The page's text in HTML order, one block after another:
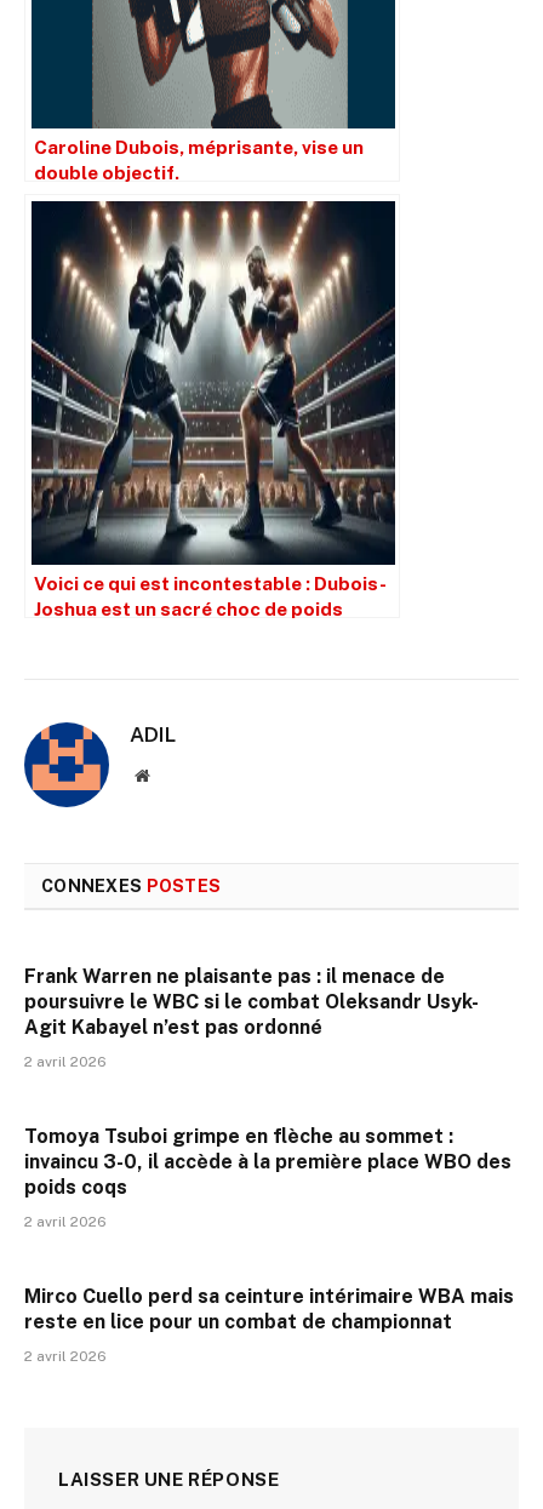
Caroline Dubois, méprisante, vise un
double objectif.
Voici ce qui est incontestable : Dubois-
Joshua est un sacré choc de poids
ADIL
Site
CONNEXES POSTES
Frank Warren ne plaisante pas : il menace de
poursuivre le WBC si le combat Oleksandr Usyk-
Agit Kabayel n’est pas ordonné
2 avril 2026
Tomoya Tsuboi grimpe en flèche au sommet :
invaincu 3-0, il accède à la première place WBO des
poids coqs
2 avril 2026
Mirco Cuello perd sa ceinture intérimaire WBA mais
reste en lice pour un combat de championnat
2 avril 2026
LAISSER UNE RÉPONSE